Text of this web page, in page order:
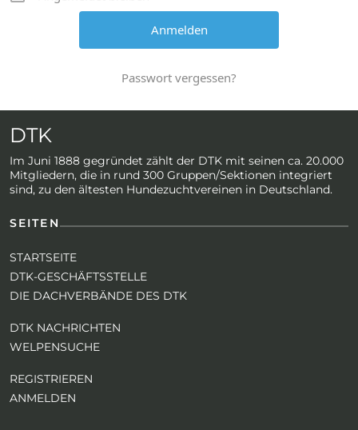
Passwort vergessen?
DTK
Im Juni 1888 gegründet zählt der DTK mit seinen ca. 20.000
Mitgliedern, die in rund 300 Gruppen/Sektionen integriert
sind, zu den ältesten Hundezuchtvereinen in Deutschland.
SEITEN
STARTSEITE
DTK-GESCHÄFTSSTELLE
DIE DACHVERBÄNDE DES DTK
DTK NACHRICHTEN
WELPENSUCHE
REGISTRIEREN
ANMELDEN